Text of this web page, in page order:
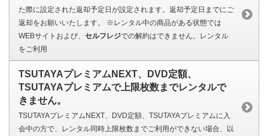
た際に設定された返却予定日が設定されます。返却予定日までにご
返却をお願いいたします。 ※レンタル中の商品がある状態では
WEBサイトおよび、 セルフレジでの解約はできません。レンタル
をご利用
TSUTAYAプレミアムNEXT、DVD定額、
TSUTAYAプレミアムで上限枚数までレンタルで
きません。
TSUTAYAプレミアムNEXT、DVD定額、TSUTAYAプレミアムに入
会中の方で、レンタル同時上限枚数までご利用ができない場合、以